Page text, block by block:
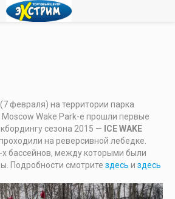
февраля) на территории парка
Wake Park-e прошли первые
сезона 2015 — ICE WAKE
на реверсивной лебедке.
х бассейнов, между которыми были
Подробности смотрите здесь и здесь